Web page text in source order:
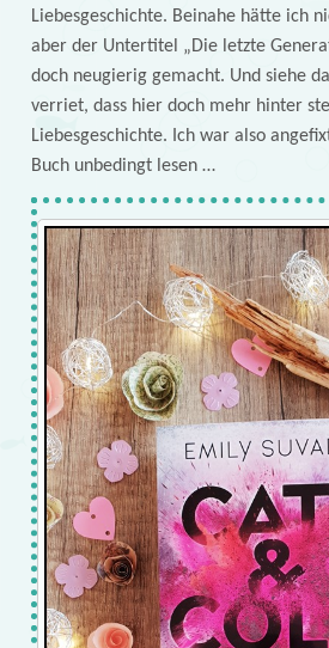
Liebesgeschichte. Beinahe hätte ich
aber der Untertitel „Die letzte
doch neugierig gemacht. Und siehe
verriet, dass hier doch mehr hinter
Liebesgeschichte. Ich war also
Buch unbedingt lesen …